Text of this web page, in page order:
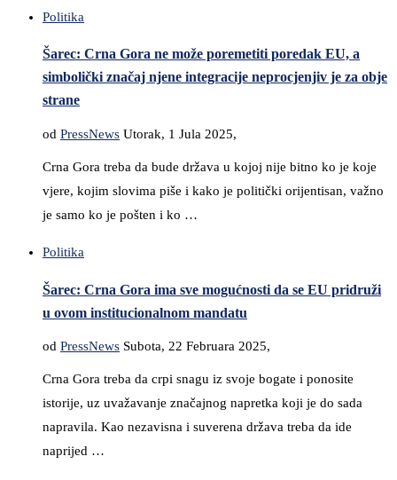
Politika
Šarec: Crna Gora ne može poremetiti poredak EU, a
simbolički značaj njene integracije neprocjenjiv je za obje
strane
od PressNews Utorak, 1 Jula 2025,
Crna Gora treba da bude država u kojoj nije bitno ko je koje
vjere, kojim slovima piše i kako je politički orijentisan, važno
je samo ko je pošten i ko …
Politika
Šarec: Crna Gora ima sve mogućnosti da se EU pridruži
u ovom institucionalnom mandatu
od PressNews Subota, 22 Februara 2025,
Crna Gora treba da crpi snagu iz svoje bogate i ponosite
istorije, uz uvažavanje značajnog napretka koji je do sada
napravila. Kao nezavisna i suverena država treba da ide
naprijed …